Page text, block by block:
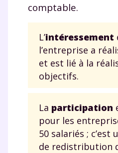
comptable.
L’intéressement
l’entreprise a
et est lié à la
objectifs.
La participation
pour les
50 salariés ; c’est
de redistribution